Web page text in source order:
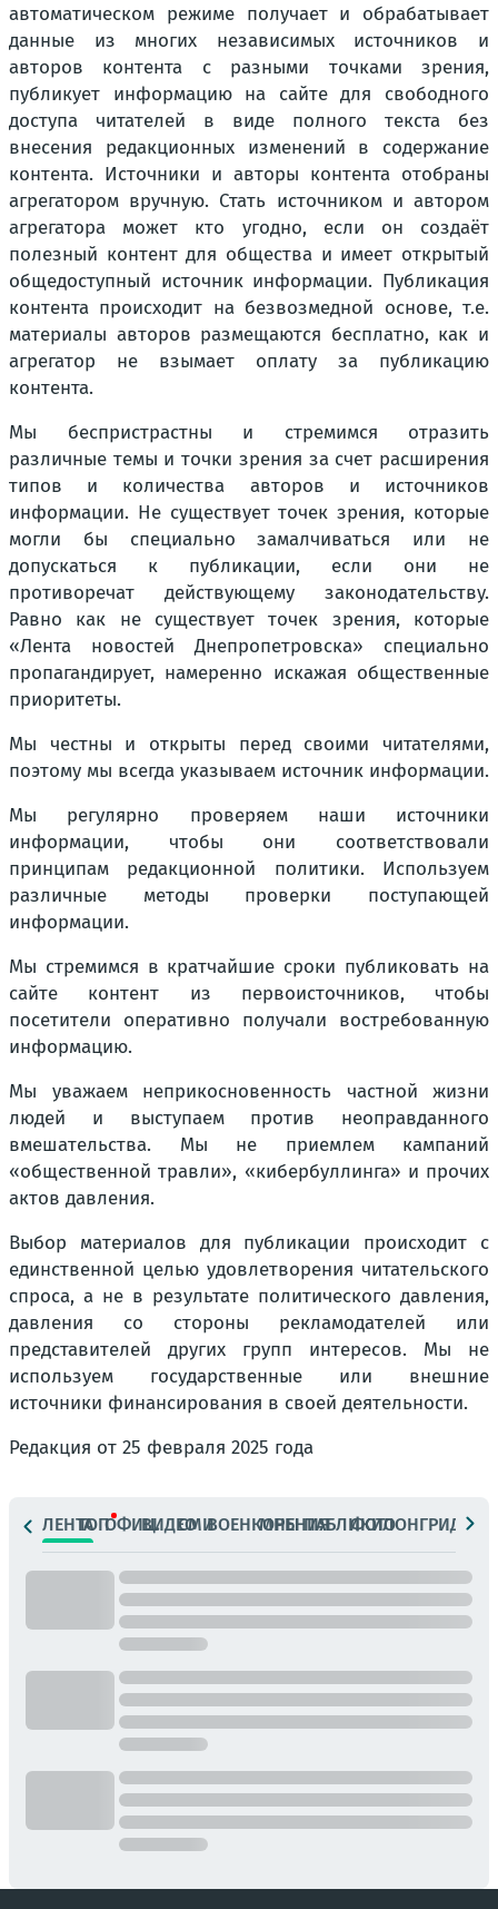
автоматическом режиме получает и обрабатывает
данные из многих независимых источников и
авторов контента с разными точками зрения,
публикует информацию на сайте для свободного
доступа читателей в виде полного текста без
внесения редакционных изменений в содержание
контента. Источники и авторы контента отобраны
агрегатором вручную. Стать источником и автором
агрегатора может кто угодно, если он создаёт
полезный контент для общества и имеет открытый
общедоступный источник информации. Публикация
контента происходит на безвозмедной основе, т.е.
материалы авторов размещаются бесплатно, как и
агрегатор не взымает оплату за публикацию
контента.
Мы беспристрастны и стремимся отразить
различные темы и точки зрения за счет расширения
типов и количества авторов и источников
информации. Не существует точек зрения, которые
могли бы специально замалчиваться или не
допускаться к публикации, если они не
противоречат действующему законодательству.
Равно как не существует точек зрения, которые
«Лента новостей Днепропетровска» специально
пропагандирует, намеренно искажая общественные
приоритеты.
Мы честны и открыты перед своими читателями,
поэтому мы всегда указываем источник информации.
Мы регулярно проверяем наши источники
информации, чтобы они соответствовали
принципам редакционной политики. Используем
различные методы проверки поступающей
информации.
Мы стремимся в кратчайшие сроки публиковать на
сайте контент из первоисточников, чтобы
посетители оперативно получали востребованную
информацию.
Мы уважаем неприкосновенность частной жизни
людей и выступаем против неоправданного
вмешательства. Мы не приемлем кампаний
«общественной травли», «кибербуллинга» и прочих
актов давления.
Выбор материалов для публикации происходит с
единственной целью удовлетворения читательского
спроса, а не в результате политического давления,
давления со стороны рекламодателей или
представителей других групп интересов. Мы не
используем государственные или внешние
источники финансирования в своей деятельности.
Редакция от 25 февраля 2025 года
ЛЕНТАТОПОФИЦ.ВИДЕОСМИВОЕНКОРЫ
МНЕНИЯПАБЛИКИ
ФОТОЛОНГРИДЫ